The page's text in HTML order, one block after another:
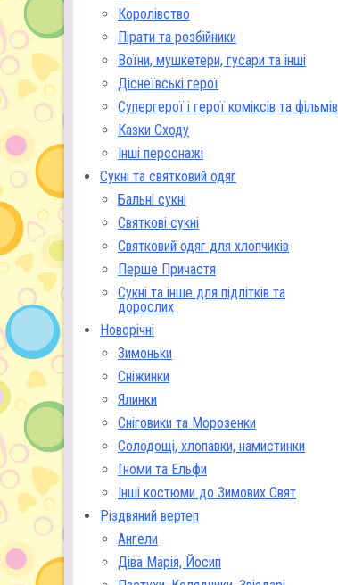
Королівство
Пірати та розбійники
Воїни, мушкетери, гусари та інші
Діснеївські герої
Супергерої і герої коміксів та фільмів
Казки Сходу
Інші персонажі
Сукні та святковий одяг
Бальні сукні
Святкові сукні
Святковий одяг для хлопчиків
Перше Причастя
Сукні та інше для підлітків та
дорослих
Новорічні
Зимоньки
Сніжинки
Ялинки
Сніговики та Морозенки
Солодощі, хлопавки, намистинки
Гноми та Ельфи
Інші костюми до Зимових Свят
Різдвяний вертеп
Ангели
Діва Марія, Йосип